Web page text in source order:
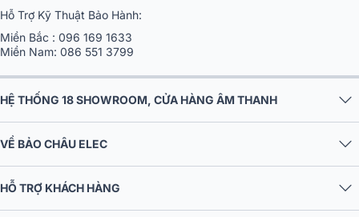
Hỗ Trợ Kỹ Thuật Bảo Hành:
Miền Bắc : 096 169 1633
Miền Nam: 086 551 3799
HỆ THỐNG 18 SHOWROOM, CỬA HÀNG ÂM THANH
VỀ BẢO CHÂU ELEC
HỖ TRỢ KHÁCH HÀNG